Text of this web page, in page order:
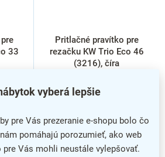
vyberá lepšie
pre Vás prezeranie e-shopu bolo čo
pomáhajú porozumieť, ako web
pre Vás mohli neustále vylepšovať.
33
Pritlačné pravítko pre
rezačku KW Trio Eco 46
(3216), číra